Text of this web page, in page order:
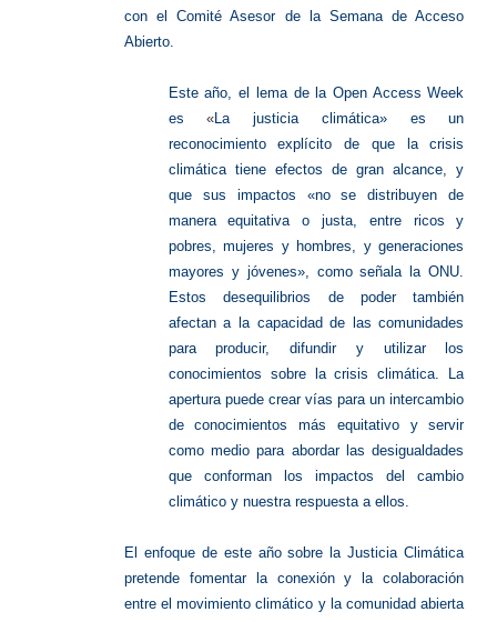
con el Comité Asesor de la Semana de Acceso
Abierto.
Este año, el lema de la Open Access Week
es « La justicia climática» es un
reconocimiento explícito de que la crisis
climática tiene efectos de gran alcance, y
que sus impactos «no se distribuyen de
manera equitativa o justa, entre ricos y
pobres, mujeres y hombres, y generaciones
mayores y jóvenes», como señala la ONU.
Estos desequilibrios de poder también
afectan a la capacidad de las comunidades
para producir, difundir y utilizar los
conocimientos sobre la crisis climática. La
apertura puede crear vías para un intercambio
de conocimientos más equitativo y servir
como medio para abordar las desigualdades
que conforman los impactos del cambio
climático y nuestra respuesta a ellos.
El enfoque de este año sobre la Justicia Climática
pretende fomentar la conexión y la colaboración
entre el movimiento climático y la comunidad abierta